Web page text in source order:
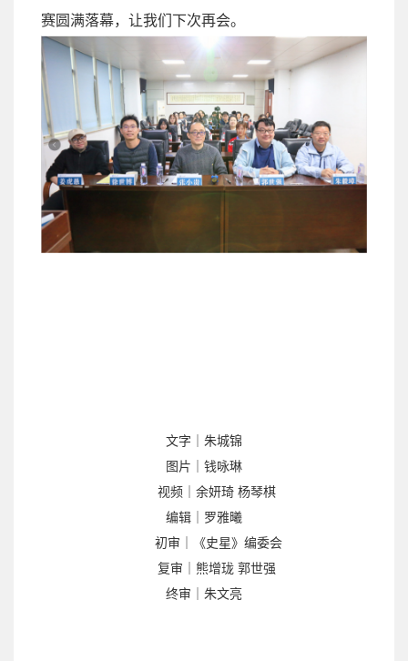
赛圆满落幕，让我们下次再会。
文字｜朱城锦
图片｜钱咏琳
视频｜余妍琦 杨琴棋
编辑｜罗雅曦
初审｜《史星》编委会
复审｜熊增珑 郭世强
终审｜朱文亮